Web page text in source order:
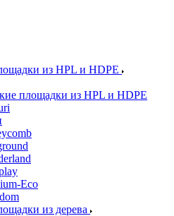
из HPL и HDPE
площадки из HPL и HDPE
Eco
из дерева